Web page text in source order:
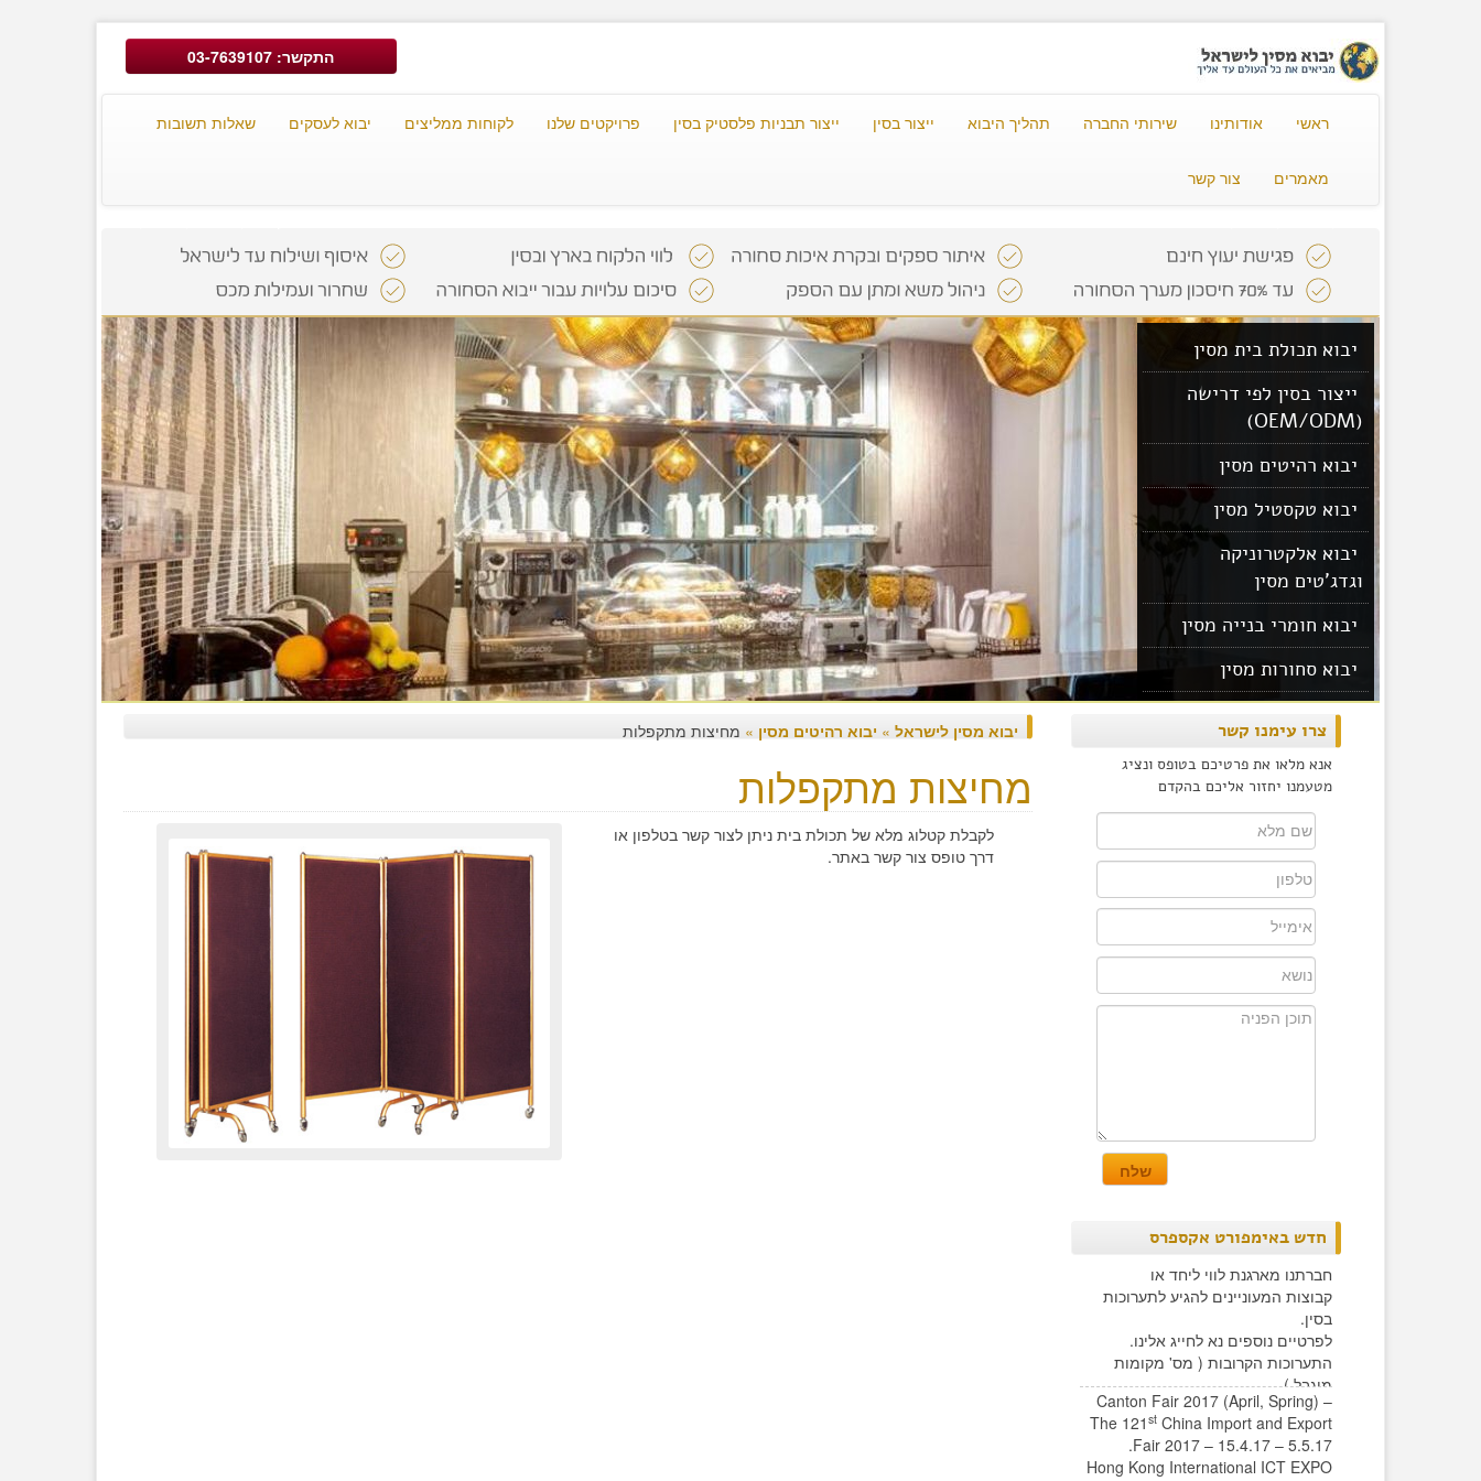
התקשר: 03-7639107
ראשי אודותינו שירותי החברה תהליך היבוא ייצור בסין ייצור תבניות פלסטיק בסין פרויקטים שלנו לקוחות ממליצים יבוא לעסקים שאלות תשובות
מאמרים צור קשר
יבוא תכולת בית מסין
ייצור בסין לפי דרישה
(OEM/ODM)
יבוא רהיטים מסין
יבוא טקסטיל מסין
יבוא אלקטרוניקה
וגדג'טים מסין
יבוא חומרי בנייה מסין
יבוא סחורות מסין
יבוא מוצרים מסין
יבוא מסין לישראל » יבוא רהיטים מסין » מחיצות מתקפלות
מחיצות מתקפלות
לקבלת קטלוג מלא של תכולת בית ניתן לצור קשר בטלפון או
דרך טופס צור קשר באתר.
צרו עימנו קשר
אנא מלאו את פרטיכם בטופס ונציג
מטעמנו יחזור אליכם בהקדם
חדש באימפורט אקספרס
חברתנו מארגנת לווי ליחד או
קבוצות המעוניינים להגיע לתערוכות
בסין.
לפרטיים נוספים נא לחייג אלינו.
התערוכות הקרובות ( מס' מקומות
מוגבל )
Canton Fair 2017 (April, Spring) –
The 121 st China Import and Export
Fair 2017 – 15.4.17 – 5.5.17.
Hong Kong International ICT EXPO